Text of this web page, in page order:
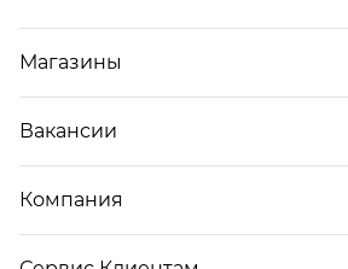
Магазины
Вакансии
Компания